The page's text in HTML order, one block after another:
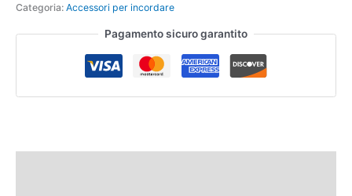
Categoria: Accessori per incordare
Pagamento sicuro garantito